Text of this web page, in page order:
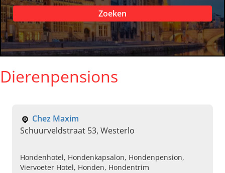
Zoeken
Dierenpensions
Chez Maxim
Schuurveldstraat 53, Westerlo
Hondenhotel, Hondenkapsalon, Hondenpension,
Viervoeter Hotel, Honden, Hondentrim